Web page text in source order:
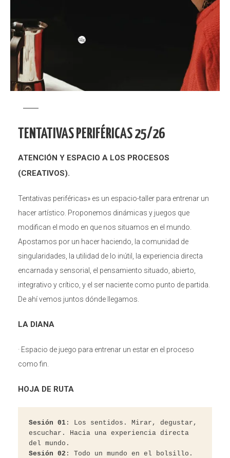
TENTATIVAS PERIFÉRICAS 25/26
ATENCIÓN Y ESPACIO A LOS PROCESOS
(CREATIVOS).
Tentativas periféricas» es un espacio-taller para entrenar un
hacer artístico. Proponemos dinámicas y juegos que
modifican el modo en que nos situamos en el mundo.
Apostamos por un hacer haciendo, la comunidad de
singularidades, la utilidad de lo inútil, la experiencia directa
encarnada y sensorial, el pensamiento situado, abierto,
integrativo y crítico, y el ser naciente como punto de partida.
De ahí vemos juntos dónde llegamos.
LA DIANA
· Espacio de juego para entrenar un estar en el proceso
como fin.
HOJA DE RUTA
Sesión 01: Los sentidos. Mirar, degustar,
escuchar. Hacia una experiencia directa
del mundo.
Sesión 02 : Todo un mundo en el bolsillo.